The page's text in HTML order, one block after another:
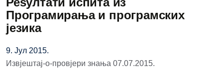
Програмирања и програмских
језика
9. Јул 2015.
Извјештај-о-провјери знања 07.07.2015.